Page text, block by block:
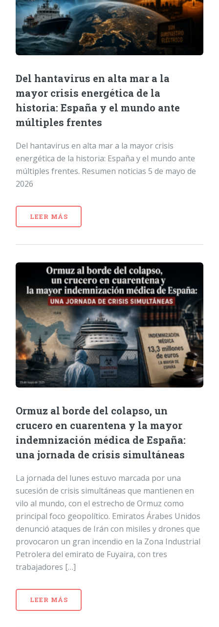
Del hantavirus en alta mar a la
mayor crisis energética de la
historia: España y el mundo ante
múltiples frentes
Del hantavirus en alta mar a la mayor crisis
energética de la historia: España y el mundo ante
múltiples frentes. Resumen noticias 5 de mayo de
2026
LEER MÁS
Ormuz al borde del colapso, un
crucero en cuarentena y la mayor
indemnización médica de España:
una jornada de crisis simultáneas
La jornada del lunes estuvo marcada por una
sucesión de crisis simultáneas que mantienen en
vilo al mundo, con el estrecho de Ormuz como
principal foco geopolítico. Emiratos Árabes Unidos
denunció ataques de Irán con misiles y drones que
provocaron un gran incendio en la Zona Industrial
Petrolera del emirato de Fuyaira, con tres
trabajadores […]
LEER MÁS